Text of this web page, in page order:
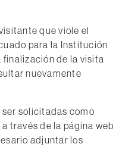
que viole el
para la Institución
finalización de la visita
nuevamente
solicitadas como
través de la página web
adjuntar los